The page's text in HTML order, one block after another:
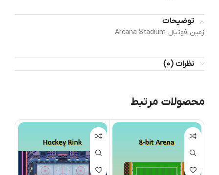
توضیحات
زمین-فوتبال-Arcana Stadium
نظرات (0)
محصولات مرتبط